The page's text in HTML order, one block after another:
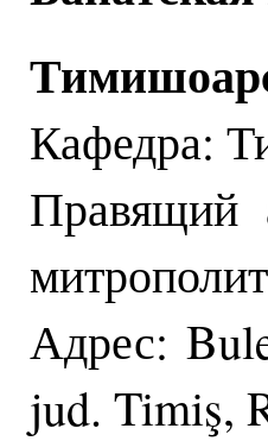
Кафедра:
Правящий
Адрес:
jud. Timiş,